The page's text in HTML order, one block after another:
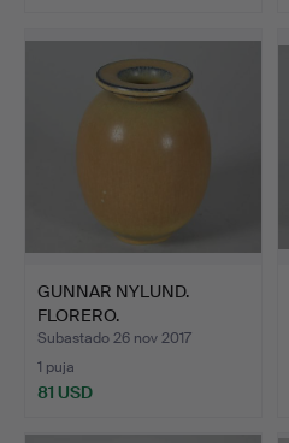
GUNNAR NYLUND.
FLORERO.
Subastado 26 nov 2017
1 puja
81 USD